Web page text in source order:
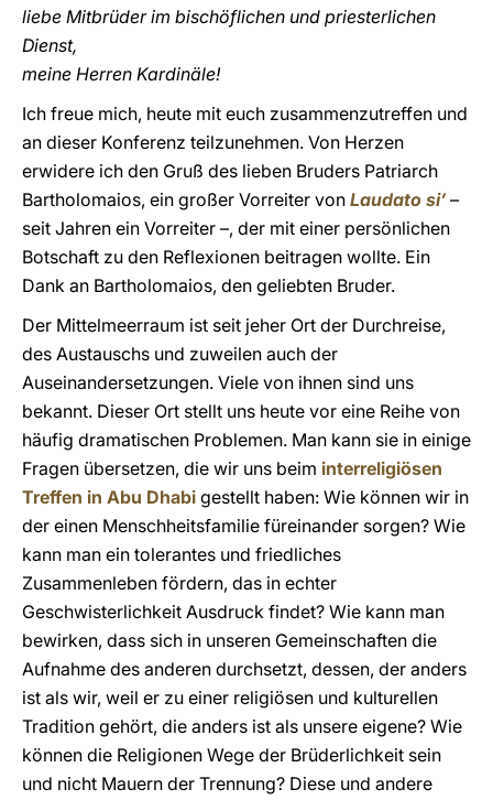
liebe Mitbrüder im bischöflichen und priesterlichen
Dienst,
meine Herren Kardinäle!
Ich freue mich, heute mit euch zusammenzutreffen und
an dieser Konferenz teilzunehmen. Von Herzen
erwidere ich den Gruß des lieben Bruders Patriarch
Bartholomaios, ein großer Vorreiter von Laudato si’ –
seit Jahren ein Vorreiter –, der mit einer persönlichen
Botschaft zu den Reflexionen beitragen wollte. Ein
Dank an Bartholomaios, den geliebten Bruder.
Der Mittelmeerraum ist seit jeher Ort der Durchreise,
des Austauschs und zuweilen auch der
Auseinandersetzungen. Viele von ihnen sind uns
bekannt. Dieser Ort stellt uns heute vor eine Reihe von
häufig dramatischen Problemen. Man kann sie in einige
Fragen übersetzen, die wir uns beim interreligiösen
Treffen in Abu Dhabi gestellt haben: Wie können wir in
der einen Menschheitsfamilie füreinander sorgen? Wie
kann man ein tolerantes und friedliches
Zusammenleben fördern, das in echter
Geschwisterlichkeit Ausdruck findet? Wie kann man
bewirken, dass sich in unseren Gemeinschaften die
Aufnahme des anderen durchsetzt, dessen, der anders
ist als wir, weil er zu einer religiösen und kulturellen
Tradition gehört, die anders ist als unsere eigene? Wie
können die Religionen Wege der Brüderlichkeit sein
und nicht Mauern der Trennung? Diese und andere